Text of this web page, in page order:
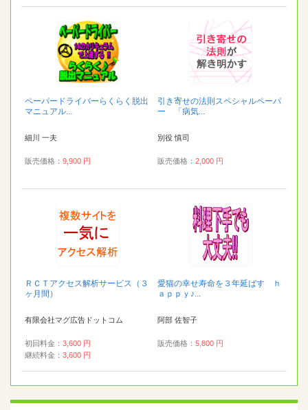
ペーパードライバーらくらく脱出
マニュアル...
細川 一夫
販売価格： 9,900 円
引き寄せの法則スペシャルペーパ
ー 「病気...
別役 慎司
販売価格： 2,000 円
ＲＣＴアクセス解析サービス（３
ヶ月間）
有限会社マグ広告ドットコム
初回料金： 3,600 円
継続料金： 3,600 円
愛猫の幸せ寿命を３年延ばす ｈ
ａｐｐｙ♪...
阿部 佐智子
販売価格： 5,800 円